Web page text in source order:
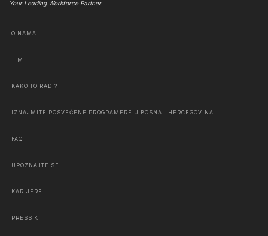
Your Leading Workforce Partner
O NAMA
TIM
KAKO TO RADI?
IZNAJMITE POSVEĆENE PROGRAMERE U BOSNA I HERCEGOVINA
FAQ
UPOZNAJTE SE
KARIJERE
PRESS KIT